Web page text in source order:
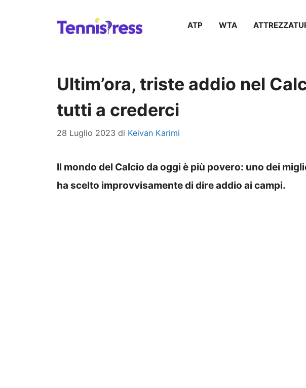
ATP WTA
Ultim’ora, triste addio nel
tutti a crederci
28 Luglio 2023 di Keivan Karimi
Il mondo del Calcio da oggi è più povero: uno dei
ha scelto improvvisamente di dire addio ai campi.